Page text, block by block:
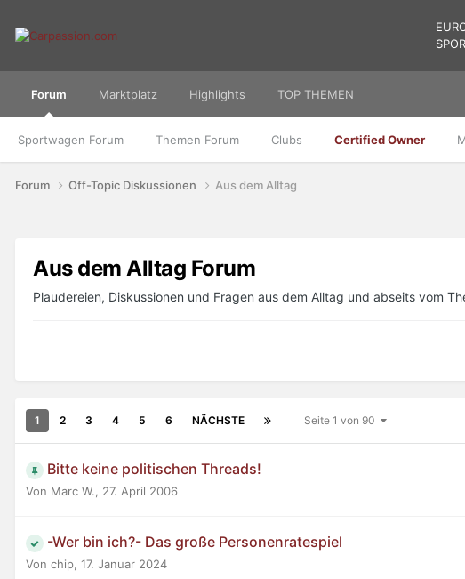
Forum
Sportwagen Forum Themen Forum Clubs Certified Owner
Marktplatz Highlights TOP THEMEN
Forum Off-Topic Diskussionen Aus dem Alltag
Aus dem Alltag Forum
Plaudereien, Diskussionen und Fragen aus dem Alltag und abseits vom
1 2 3 4 5 6 NÄCHSTE Seite 1 von 90
Bitte keine politischen Threads!
Von Marc W., 27. April 2006
-Wer bin ich?- Das große Personenratespiel
Von chip, 17. Januar 2024